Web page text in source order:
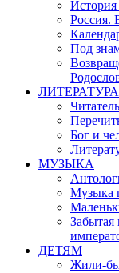
Россия.
Под
ЛИТЕРАТУРА
Бог и
МУЗЫКА
Музыка
Забытая
ДЕТЯМ
Жили-